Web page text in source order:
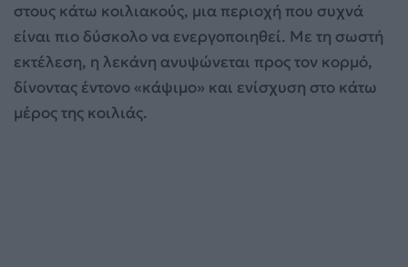
στους κάτω κοιλιακούς, μια περιοχή που συχνά
είναι πιο δύσκολο να ενεργοποιηθεί. Με τη σωστή
εκτέλεση, η λεκάνη ανυψώνεται προς τον κορμό,
δίνοντας έντονο «κάψιμο» και ενίσχυση στο κάτω
μέρος της κοιλιάς.